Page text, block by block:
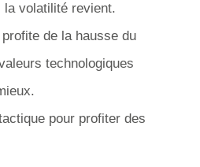
la volatilité revient.
de la hausse du
technologiques
pour profiter des